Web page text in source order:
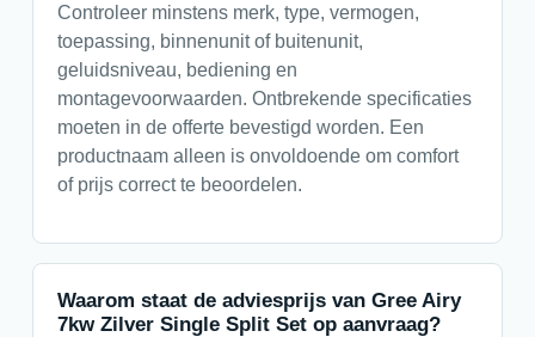
Controleer minstens merk, type, vermogen,
toepassing, binnenunit of buitenunit,
geluidsniveau, bediening en
montagevoorwaarden. Ontbrekende specificaties
moeten in de offerte bevestigd worden. Een
productnaam alleen is onvoldoende om comfort
of prijs correct te beoordelen.
Waarom staat de adviesprijs van Gree Airy
7kw Zilver Single Split Set op aanvraag?